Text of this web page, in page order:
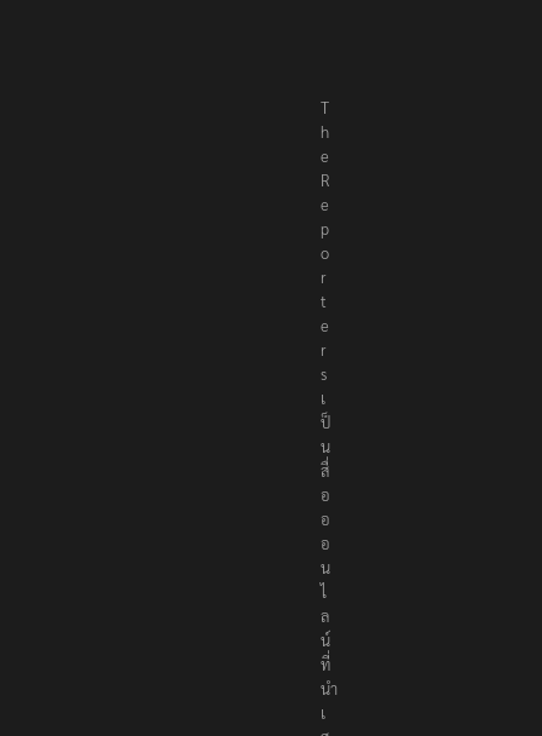
T
h
e
R
e
p
o
r
t
e
r
s
เ
ป็
น
สื่
อ
อ
อ
น
ไ
ล
น์
ที่
นำ
เ